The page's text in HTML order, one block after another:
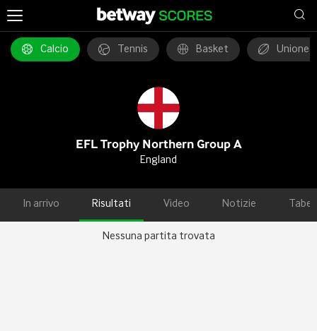
Calcio Tennis Basket Unione
EFL Trophy Northern Group A
England
In arrivo Risultati Video Notizie
Nessuna partita trovata